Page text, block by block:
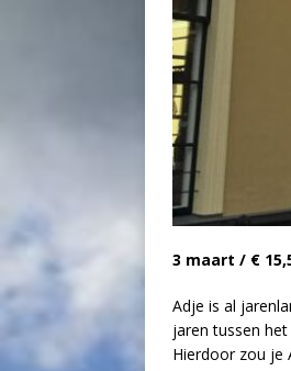
3 maart / €
Adje is al
jaren tussen
Hierdoor zou je